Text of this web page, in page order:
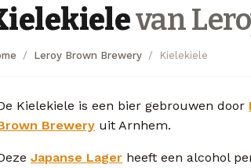
van
Leroy Brown Brewery Kielekiele
Kielekiele is een bier gebrouwen door
Brewery uit Arnhem.
Japanse Lager heeft een alcohol